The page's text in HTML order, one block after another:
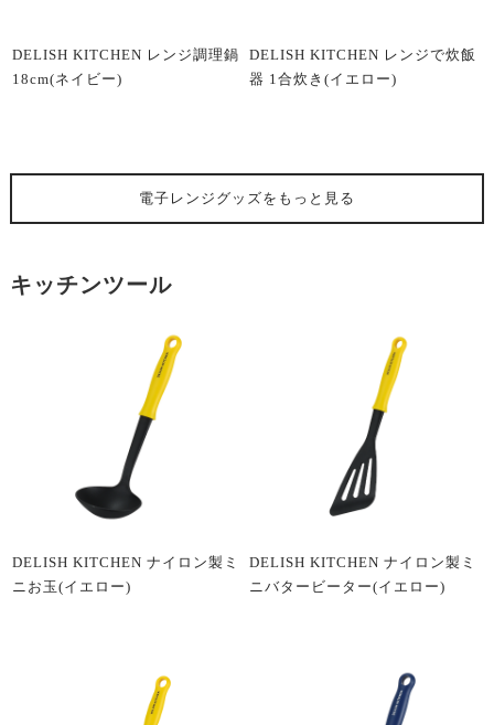
DELISH KITCHEN レンジ調理鍋
18cm(ネイビー)
DELISH KITCHEN レンジで炊飯
器 1合炊き(イエロー)
電子レンジグッズをもっと見る
キッチンツール
DELISH KITCHEN ナイロン製ミ
ニお玉(イエロー)
DELISH KITCHEN ナイロン製ミ
ニバタービーター(イエロー)